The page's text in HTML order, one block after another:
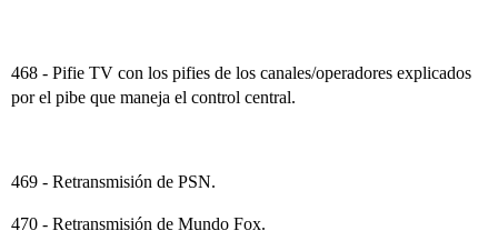
468 - Pifie TV con los pifies de los canales/operadores explicados
por el pibe que maneja el control central.
469 - Retransmisión de PSN.
470 - Retransmisión de Mundo Fox.